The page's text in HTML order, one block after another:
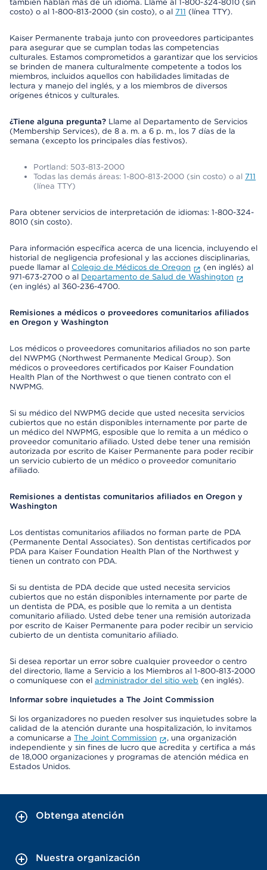
también hablan más de un idioma. Llame al 1-800-324-8010 (sin
costo) o al 1-800-813-2000 (sin costo), o al 711 (línea TTY).
Kaiser Permanente trabaja junto con proveedores participantes
para asegurar que se cumplan todas las competencias
culturales. Estamos comprometidos a garantizar que los servicios
se brinden de manera culturalmente competente a todos los
miembros, incluidos aquellos con habilidades limitadas de
lectura y manejo del inglés, y a los miembros de diversos
orígenes étnicos y culturales.
¿Tiene alguna pregunta? Llame al Departamento de Servicios
(Membership Services), de 8 a. m. a 6 p. m., los 7 días de la
semana (excepto los principales días festivos).
Portland: 503-813-2000
Todas las demás áreas: 1-800-813-2000 (sin costo) o al 711
(línea TTY)
Para obtener servicios de interpretación de idiomas: 1-800-324-
8010 (sin costo).
Para información específica acerca de una licencia, incluyendo el
historial de negligencia profesional y las acciones disciplinarias,
puede llamar al Colegio de Médicos de Oregon
(en inglés) al
971-673-2700 o al Departamento de Salud de Washington
(en inglés) al 360-236-4700.
Remisiones a médicos o proveedores comunitarios afiliados
en Oregon y Washington
Los médicos o proveedores comunitarios afiliados no son parte
del NWPMG (Northwest Permanente Medical Group). Son
médicos o proveedores certificados por Kaiser Foundation
Health Plan of the Northwest o que tienen contrato con el
NWPMG.
Si su médico del NWPMG decide que usted necesita servicios
cubiertos que no están disponibles internamente por parte de
un médico del NWPMG, esposible que lo remita a un médico o
proveedor comunitario afiliado. Usted debe tener una remisión
autorizada por escrito de Kaiser Permanente para poder recibir
un servicio cubierto de un médico o proveedor comunitario
afiliado.
Remisiones a dentistas comunitarios afiliados en Oregon y
Washington
Los dentistas comunitarios afiliados no forman parte de PDA
(Permanente Dental Associates). Son dentistas certificados por
PDA para Kaiser Foundation Health Plan of the Northwest y
tienen un contrato con PDA.
Si su dentista de PDA decide que usted necesita servicios
cubiertos que no están disponibles internamente por parte de
un dentista de PDA, es posible que lo remita a un dentista
comunitario afiliado. Usted debe tener una remisión autorizada
por escrito de Kaiser Permanente para poder recibir un servicio
cubierto de un dentista comunitario afiliado.
Si desea reportar un error sobre cualquier proveedor o centro
del directorio, llame a Servicio a los Miembros al 1-800-813-2000
o comuníquese con el administrador del sitio web (en inglés).
Informar sobre inquietudes a The Joint Commission
Si los organizadores no pueden resolver sus inquietudes sobre la
calidad de la atención durante una hospitalización, lo invitamos
a comunicarse a The Joint Commission
, una organización
independiente y sin fines de lucro que acredita y certifica a más
de 18,000 organizaciones y programas de atención médica en
Estados Unidos.
Obtenga atención
Nuestra organización